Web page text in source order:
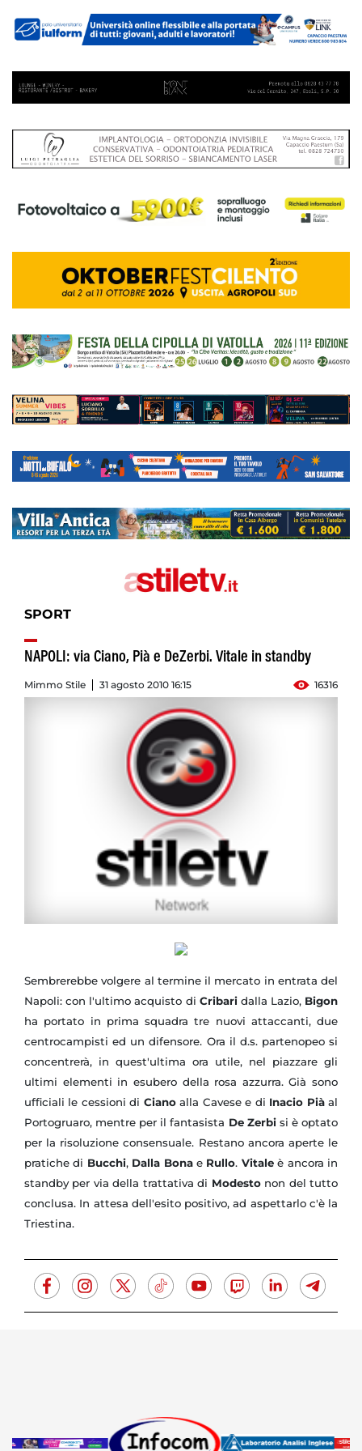
SPORT
NAPOLI: via Ciano, Pià e DeZerbi. Vitale in standby
Mimmo Stile 31 agosto 2010 16:15 16316
Sembrerebbe volgere al termine il mercato in entrata del
Napoli: con l'ultimo acquisto di Cribaridalla Lazio, Bigon
ha portato in prima squadra tre nuovi attaccanti, due
centrocampisti ed un difensore. Ora il d.s. partenopeo si
concentrerà, in quest'ultima ora utile, nel piazzare gli
ultimi elementi in esubero della rosa azzurra. Già sono
ufficiali le cessioni di Cianoalla Cavese e di Inacio Piàal
Portogruaro, mentre per il fantasista De Zerbisi è optato
per la risoluzione consensuale. Restano ancora aperte le
pratiche di Bucchi, Dalla Bonae Rullo. Vitaleè ancora in
standby per via della trattativa di Modestonon del tutto
conclusa. In attesa dell'esito positivo, ad aspettarlo c'è la
Triestina.